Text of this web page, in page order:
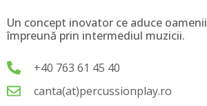
Un concept inovator ce aduce oamenii
împreună prin intermediul muzicii.
+40 763 61 45 40
canta(at)percussionplay.ro